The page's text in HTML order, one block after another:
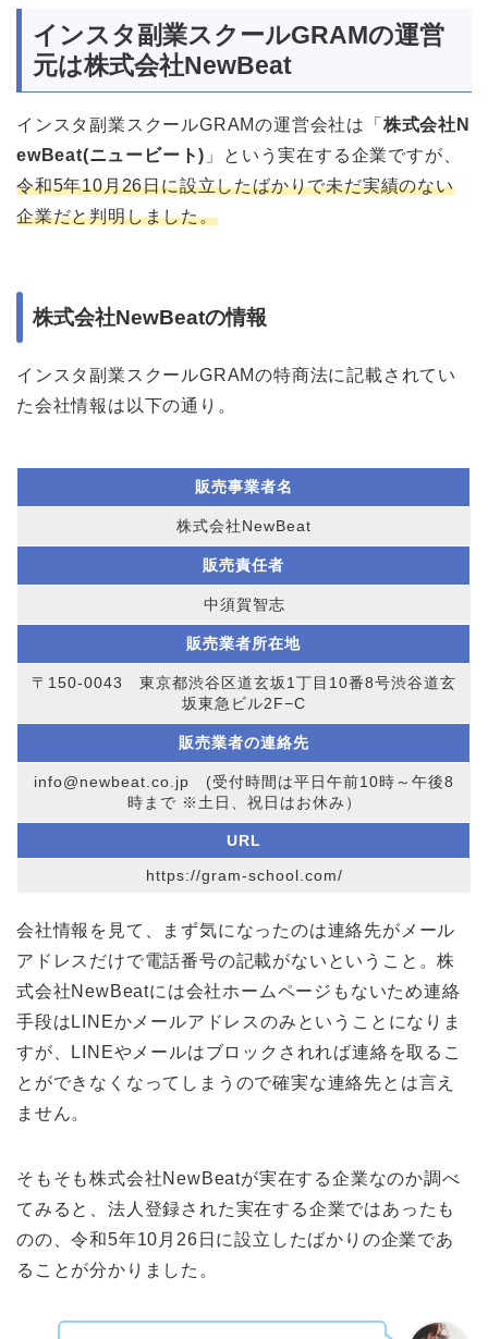
インスタ副業スクールGRAMの運営
元は株式会社NewBeat
インスタ副業スクールGRAMの運営会社は「 株式会社N
ewBeat(ニュービート) 」という実在する企業ですが、
令和5年10月26日に設立したばかりで未だ実績のない
企業だと判明しました。
株式会社NewBeatの情報
インスタ副業スクールGRAMの特商法に記載されてい
た会社情報は以下の通り。
販売事業者名
株式会社NewBeat
販売責任者
中須賀智志
販売業者所在地
〒150-0043 東京都渋谷区道玄坂1丁目10番8号渋谷道玄
坂東急ビル2F−C
販売業者の連絡先
info@newbeat.co.jp (受付時間は平日午前10時～午後8
時まで ※土日、祝日はお休み）
URL
https://gram-school.com/
会社情報を見て、まず気になったのは連絡先がメール
アドレスだけで電話番号の記載がないということ。株
式会社NewBeatには会社ホームページもないため連絡
手段はLINEかメールアドレスのみということになりま
すが、LINEやメールはブロックされれば連絡を取るこ
とができなくなってしまうので確実な連絡先とは言え
ません。
そもそも株式会社NewBeatが実在する企業なのか調べ
てみると、法人登録された実在する企業ではあったも
のの、令和5年10月26日に設立したばかりの企業であ
ることが分かりました。